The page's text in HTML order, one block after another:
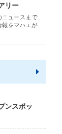
リー
ニュースまで
報をマハエが
ンスポッ